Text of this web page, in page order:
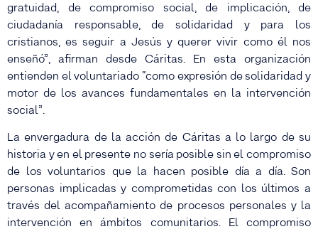
gratuidad, de compromiso social, de implicación, de
ciudadanía responsable, de solidaridad y para los
cristianos, es seguir a Jesús y querer vivir como él nos
enseñó”, afirman desde Cáritas. En esta organización
entienden el voluntariado “como expresión de solidaridad y
motor de los avances fundamentales en la intervención
social”.
La envergadura de la acción de Cáritas a lo largo de su
historia y en el presente no sería posible sin el compromiso
de los voluntarios que la hacen posible día a día. Son
personas implicadas y comprometidas con los últimos a
través del acompañamiento de procesos personales y la
intervención en ámbitos comunitarios. El compromiso